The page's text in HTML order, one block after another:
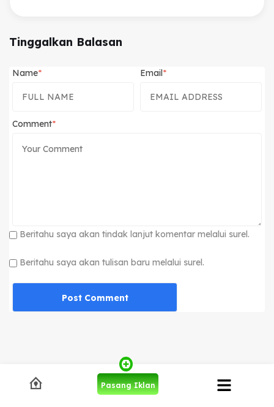
Tinggalkan Balasan
Name Email
Comment
Beritahu saya akan tindak lanjut komentar melalui surel.
Beritahu saya akan tulisan baru melalui surel.
Pasang Iklan